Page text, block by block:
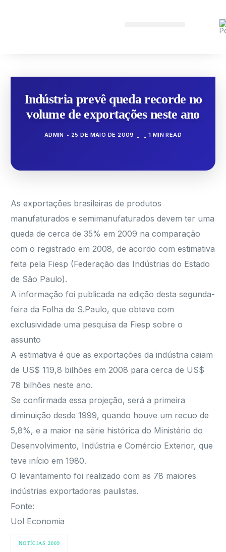
Indústria prevê queda recorde no
volume de exportações neste ano
ADMIN 25 DE MAIO DE 2009 1 MIN READ
As exportações brasileiras de produtos
manufaturados e semimanufaturados devem ter uma
queda de cerca de 35% em 2009 na comparação
com o registrado em 2008, de acordo com estimativa
feita pela Fiesp (Federação das Indústrias do Estado
de São Paulo).
A informação foi publicada na edição desta segunda-
feira da Folha de S.Paulo, que obteve com
exclusividade uma pesquisa da Fiesp sobre o
assunto
A estimativa é que as exportações da indústria caiam
de US$ 119,8 bilhões em 2008 para cerca de US$
78 bilhões neste ano.
Se confirmada essa projeção, será a primeira
diminuição desde 1999, quando houve um recuo de
5,8%, e a maior na série histórica do Ministério do
Desenvolvimento, Indústria e Comércio Exterior, que
teve início em 1980.
O levantamento foi realizado com as 78 maiores
indústrias exportadoras paulistas.
Fonte:
Uol Economia
NOTÍCIAS 2009